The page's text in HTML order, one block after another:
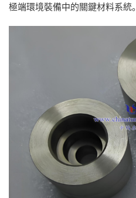
極端環境裝備中的關鍵材料系統。